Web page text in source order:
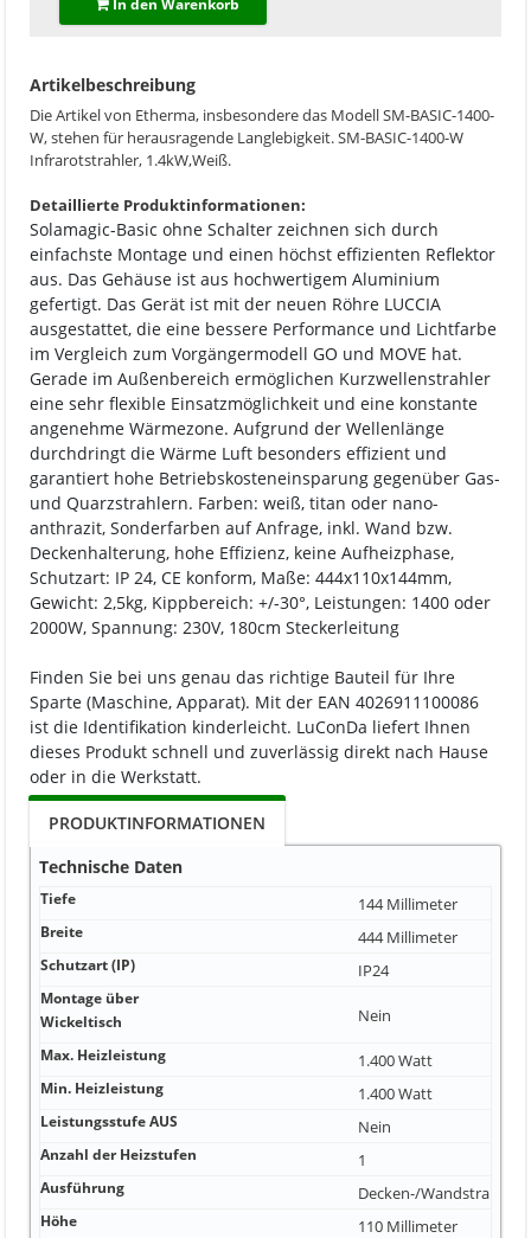
In den Warenkorb
Artikelbeschreibung
Die Artikel von Etherma, insbesondere das Modell SM-BASIC-1400-
W, stehen für herausragende Langlebigkeit. SM-BASIC-1400-W
Infrarotstrahler, 1.4kW,Weiß.
Detaillierte Produktinformationen:
Solamagic-Basic ohne Schalter zeichnen sich durch
einfachste Montage und einen höchst effizienten Reflektor
aus. Das Gehäuse ist aus hochwertigem Aluminium
gefertigt. Das Gerät ist mit der neuen Röhre LUCCIA
ausgestattet, die eine bessere Performance und Lichtfarbe
im Vergleich zum Vorgängermodell GO und MOVE hat.
Gerade im Außenbereich ermöglichen Kurzwellenstrahler
eine sehr flexible Einsatzmöglichkeit und eine konstante
angenehme Wärmezone. Aufgrund der Wellenlänge
durchdringt die Wärme Luft besonders effizient und
garantiert hohe Betriebskosteneinsparung gegenüber Gas-
und Quarzstrahlern. Farben: weiß, titan oder nano-
anthrazit, Sonderfarben auf Anfrage, inkl. Wand bzw.
Deckenhalterung, hohe Effizienz, keine Aufheizphase,
Schutzart: IP 24, CE konform, Maße: 444x110x144mm,
Gewicht: 2,5kg, Kippbereich: +/-30°, Leistungen: 1400 oder
2000W, Spannung: 230V, 180cm Steckerleitung
Finden Sie bei uns genau das richtige Bauteil für Ihre
Sparte (Maschine, Apparat). Mit der EAN 4026911100086
ist die Identifikation kinderleicht. LuConDa liefert Ihnen
dieses Produkt schnell und zuverlässig direkt nach Hause
oder in die Werkstatt.
PRODUKTINFORMATIONEN
Technische Daten
Tiefe 144 Millimeter
Breite 444 Millimeter
Schutzart (IP) IP24
Montage über
Wickeltisch
Nein
Max. Heizleistung 1.400 Watt
Min. Heizleistung 1.400 Watt
Leistungsstufe AUS Nein
Anzahl der Heizstufen 1
Ausführung Decken-/Wandstrahler
Höhe 110 Millimeter